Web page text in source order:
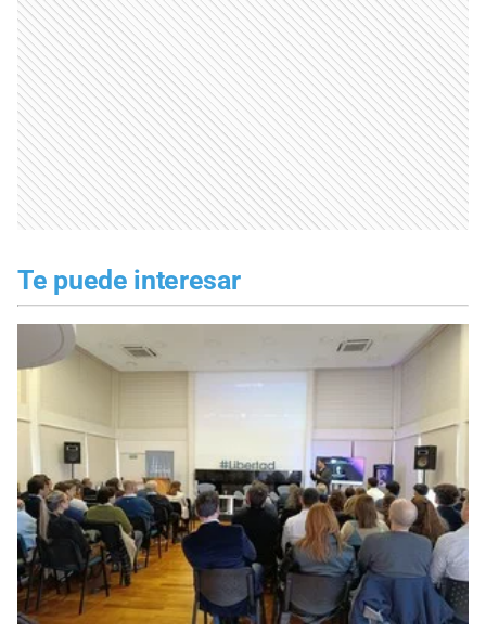
Te puede interesar